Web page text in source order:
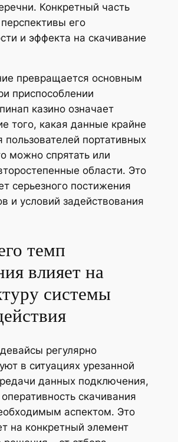
Конкретный часть
его
и эффекта на скачивание
превращается основным
приспособлении
казино означает
того, какая данные крайне
пользователей портативных
можно спрятать или
области. Это
серьезного постижения
и условий задействования
темп
влияет на
системы
регулярно
в ситуациях урезанной
данных подключения,
скачивания
аспектом. Это
на конкретный элемент